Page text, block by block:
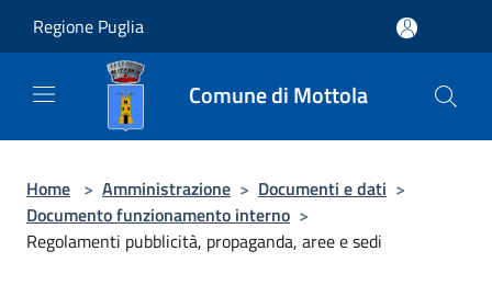
Regione Puglia
Comune di Mottola
Home > Amministrazione > Documenti e dati >
Documento funzionamento interno >
Regolamenti pubblicità, propaganda, aree e sedi